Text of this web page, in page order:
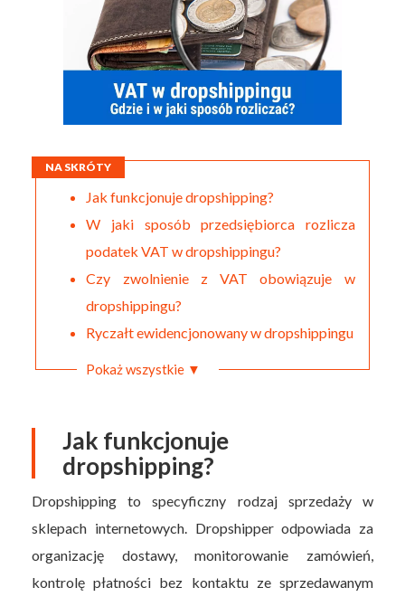
NA SKRÓTY
Jak funkcjonuje dropshipping?
W jaki sposób przedsiębiorca rozlicza
podatek VAT w dropshippingu?
Czy zwolnienie z VAT obowiązuje w
dropshippingu?
Ryczałt ewidencjonowany w dropshippingu
Pokaż wszystkie ▼
Jak funkcjonuje
dropshipping?
Dropshipping to specyficzny rodzaj sprzedaży w
sklepach internetowych. Dropshipper odpowiada za
organizację dostawy, monitorowanie zamówień,
kontrolę płatności bez kontaktu ze sprzedawanym